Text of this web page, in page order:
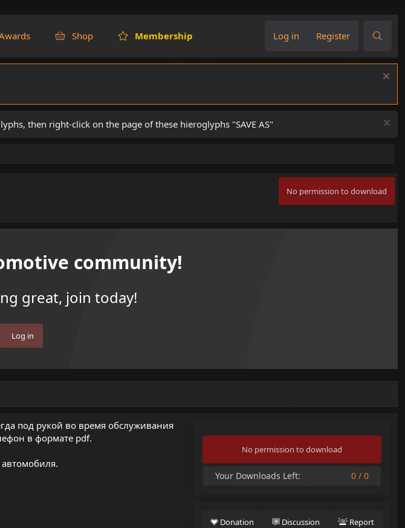
Shop Membership Log in Register
then right-click on the page of these hieroglyphs "SAVE AS"
No permission to download
community!
great, join today!
Log in
под рукой во время обслуживания
в формате pdf.
Your Downloads Left: 0 / 0
No permission to download
Donation Discussion Report